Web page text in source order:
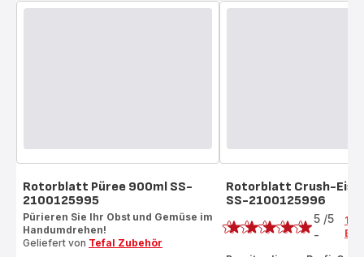
Rotorblatt Püree 900ml SS-
2100125995
Pürieren Sie Ihr Obst und Gemüse im
Handumdrehen!
Geliefert von Tefal Zubehör
Rotorblatt Crush-Eis
SS-2100125996
Bewertung
5 /5
-
1